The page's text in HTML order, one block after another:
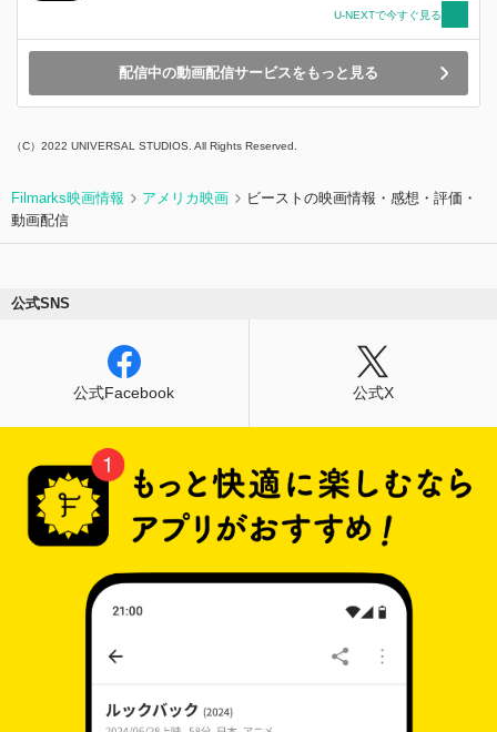
U-NEXTで今すぐ見る
配信中の動画配信サービスをもっと見る
（C）2022 UNIVERSAL STUDIOS. All Rights Reserved.
Filmarks映画情報 アメリカ映画
ビーストの映画情報・感想・評価・
動画配信
公式SNS
公式Facebook 公式X